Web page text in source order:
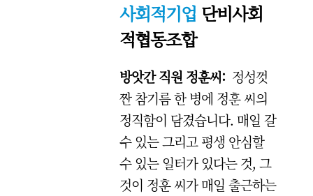
사회적기업 단비사회
적협동조합
방앗간 직원 정훈씨: 정성껏
짠 참기름 한 병에 정훈 씨의
정직함이 담겼습니다. 매일 갈
수 있는 그리고 평생 안심할
수 있는 일터가 있다는 것, 그
것이 정훈 씨가 매일 출근하는